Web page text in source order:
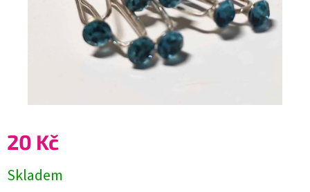
20 Kč
cena:
Skladem